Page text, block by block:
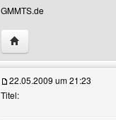
GMMTS.de
Website dieses
22.05.2009 um 21:23
Titel: